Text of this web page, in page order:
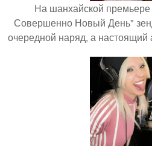
На шанхайской
Совершенно Новый День"
очередной наряд, а